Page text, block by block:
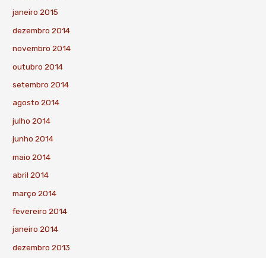
janeiro 2015
dezembro 2014
novembro 2014
outubro 2014
setembro 2014
agosto 2014
julho 2014
junho 2014
maio 2014
abril 2014
março 2014
fevereiro 2014
janeiro 2014
dezembro 2013